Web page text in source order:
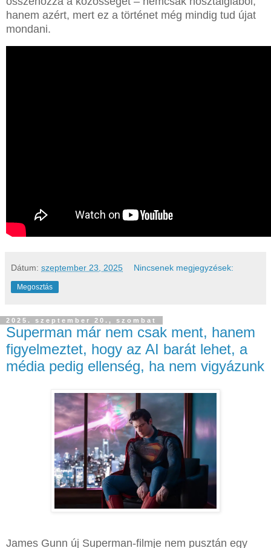
hanem azért, mert ez a történet még mindig tud újat
mondani.
Dátum: szeptember 23, 2025 Nincsenek megjegyzések:
Megosztás
2025. szeptember 20., szombat
Superman már nem csak ment, hanem
figyelmeztet, hogy az AI barát lehet, a
média pedig ellenség, ha nem vigyázunk
James Gunn új Superman-filmje nem pusztán egy